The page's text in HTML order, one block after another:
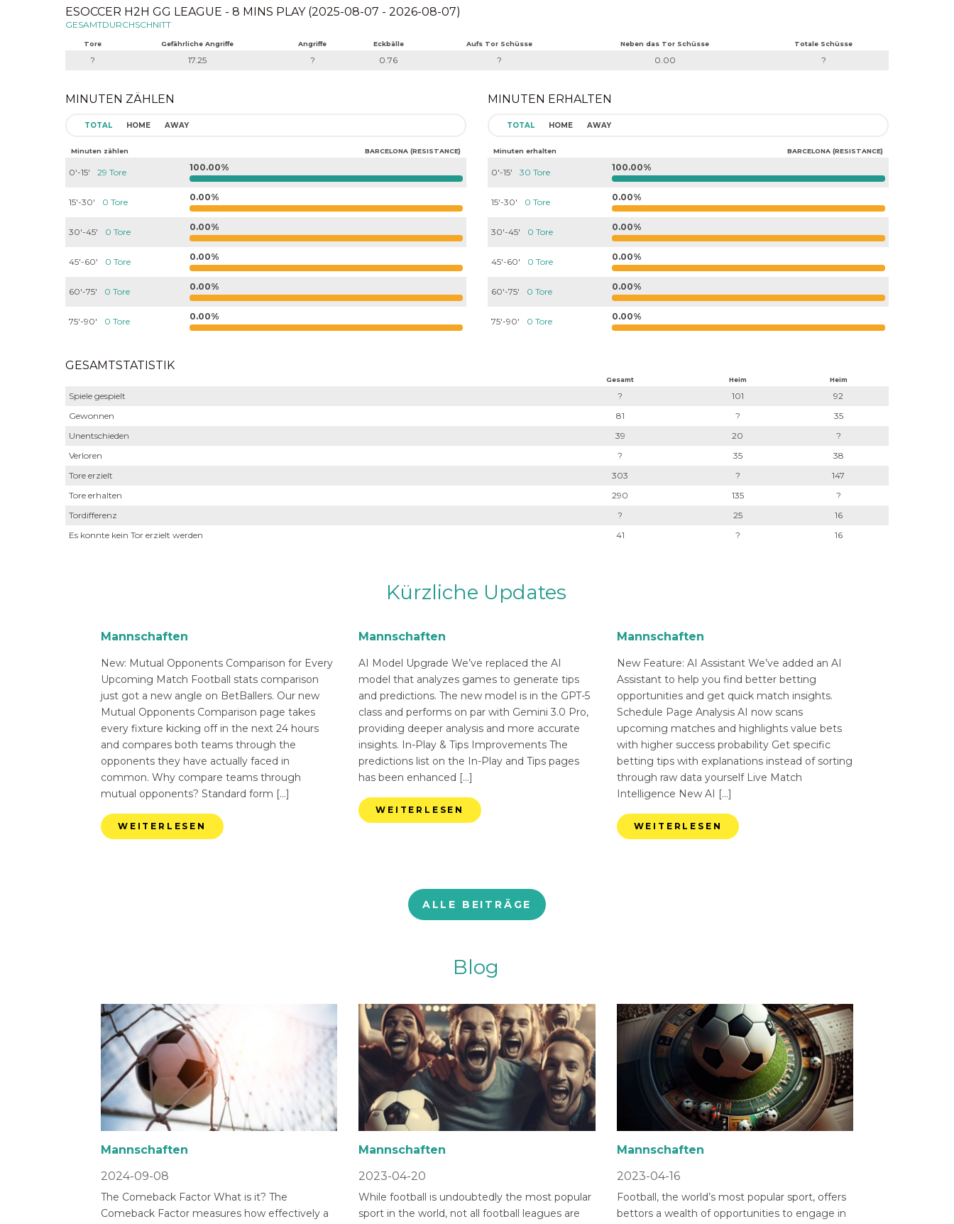
ESOCCER H2H GG LEAGUE - 8 MINS PLAY (2025-08-07 - 2026-08-07)
GESAMTDURCHSCHNITT
Tore Gefährliche Angriffe Angriffe Eckbälle Aufs Tor Schüsse Neben das Tor Schüsse Totale Schüsse
? 17.25 ? 0.76 ? 0.00 ?
MINUTEN ZÄHLEN
TOTAL HOME AWAY
Minuten zählen BARCELONA (RESISTANCE)
0'-15' 29 Tore 100.00%
15'-30' 0 Tore 0.00%
30'-45' 0 Tore 0.00%
45'-60' 0 Tore 0.00%
60'-75' 0 Tore 0.00%
75'-90' 0 Tore 0.00%
MINUTEN ERHALTEN
TOTAL HOME AWAY
Minuten erhalten BARCELONA (RESISTANCE)
0'-15' 30 Tore 100.00%
15'-30' 0 Tore 0.00%
30'-45' 0 Tore 0.00%
45'-60' 0 Tore 0.00%
60'-75' 0 Tore 0.00%
75'-90' 0 Tore 0.00%
GESAMTSTATISTIK
Gesamt Heim Heim
Spiele gespielt ? 101
92
Gewonnen
81 ?
35
Unentschieden
39 20
?
Verloren
? 35
38
Tore erzielt
303 ?
147
Tore erhalten
290 135
?
Tordifferenz
? 25
16
Es konnte kein Tor erzielt werden
41 ? 16
Kürzliche Updates
Mannschaften
New: Mutual Opponents Comparison for Every
Upcoming Match Football stats comparison
just got a new angle on BetBallers. Our new
Mutual Opponents Comparison page takes
every fixture kicking off in the next 24 hours
and compares both teams through the
opponents they have actually faced in
common. Why compare teams through
mutual opponents? Standard form […]
WEITERLESEN
Mannschaften
AI Model Upgrade We’ve replaced the AI
model that analyzes games to generate tips
and predictions. The new model is in the GPT-5
class and performs on par with Gemini 3.0 Pro,
providing deeper analysis and more accurate
insights. In-Play & Tips Improvements The
predictions list on the In-Play and Tips pages
has been enhanced […]
WEITERLESEN
Mannschaften
New Feature: AI Assistant We’ve added an AI
Assistant to help you find better betting
opportunities and get quick match insights.
Schedule Page Analysis AI now scans
upcoming matches and highlights value bets
with higher success probability Get specific
betting tips with explanations instead of sorting
through raw data yourself Live Match
Intelligence New AI […]
WEITERLESEN
ALLE BEITRÄGE
Blog
Mannschaften
2024-09-08
The Comeback Factor What is it? The
Comeback Factor measures how effectively a
Mannschaften
2023-04-20
While football is undoubtedly the most popular
sport in the world, not all football leagues are
Mannschaften
2023-04-16
Football, the world’s most popular sport, offers
bettors a wealth of opportunities to engage in